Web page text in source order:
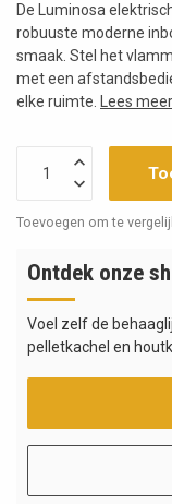
De Luminosa
robuuste moderne
smaak. Stel het
met een
elke ruimte.
Lees meer
Toevoegen om te
Ontdek onze
Voel zelf de
pelletkachel en